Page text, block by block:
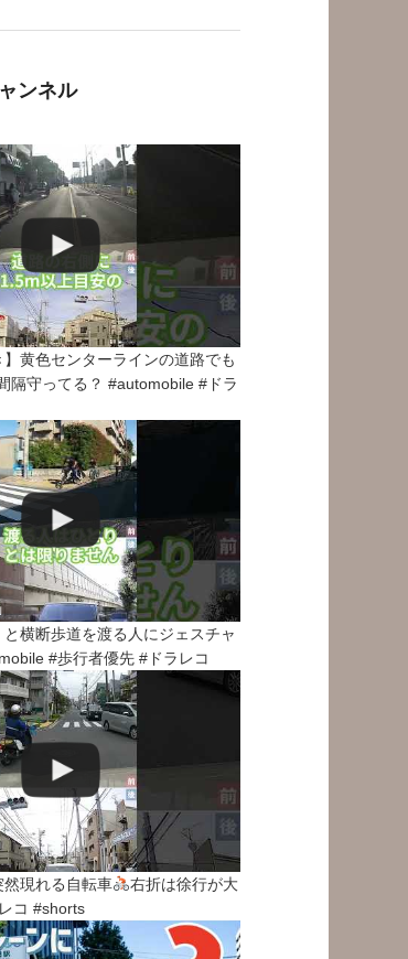
ンネル
】黄色センターラインの道路でも
隔守ってる？ #automobile #ドラ
と横断歩道を渡る人にジェスチャ
#歩行者優先 #ドラレコ
現れる自転車
右折は徐行が大
コ #shorts